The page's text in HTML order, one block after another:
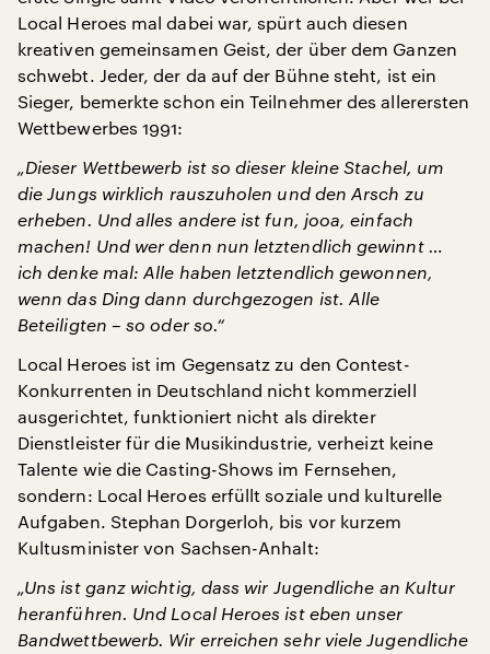
Local Heroes mal dabei war, spürt auch diesen
kreativen gemeinsamen Geist, der über dem Ganzen
schwebt. Jeder, der da auf der Bühne steht, ist ein
Sieger, bemerkte schon ein Teilnehmer des allerersten
Wettbewerbes 1991:
„Dieser Wettbewerb ist so dieser kleine Stachel, um
die Jungs wirklich rauszuholen und den Arsch zu
erheben. Und alles andere ist fun, jooa, einfach
machen! Und wer denn nun letztendlich gewinnt …
ich denke mal: Alle haben letztendlich gewonnen,
wenn das Ding dann durchgezogen ist. Alle
Beteiligten – so oder so.“
Local Heroes ist im Gegensatz zu den Contest-
Konkurrenten in Deutschland nicht kommerziell
ausgerichtet, funktioniert nicht als direkter
Dienstleister für die Musikindustrie, verheizt keine
Talente wie die Casting-Shows im Fernsehen,
sondern: Local Heroes erfüllt soziale und kulturelle
Aufgaben. Stephan Dorgerloh, bis vor kurzem
Kultusminister von Sachsen-Anhalt:
„Uns ist ganz wichtig, dass wir Jugendliche an Kultur
heranführen. Und Local Heroes ist eben unser
Bandwettbewerb. Wir erreichen sehr viele Jugendliche